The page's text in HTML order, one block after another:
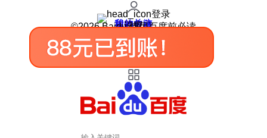
登录
我的关注
我的收藏
皮肤中心
用户反馈
设置
©2026 Baidu 使用百度前必读